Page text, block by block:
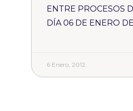
ENTRE PROCESOS
DÍA 06 DE ENERO
6 Enero, 2012